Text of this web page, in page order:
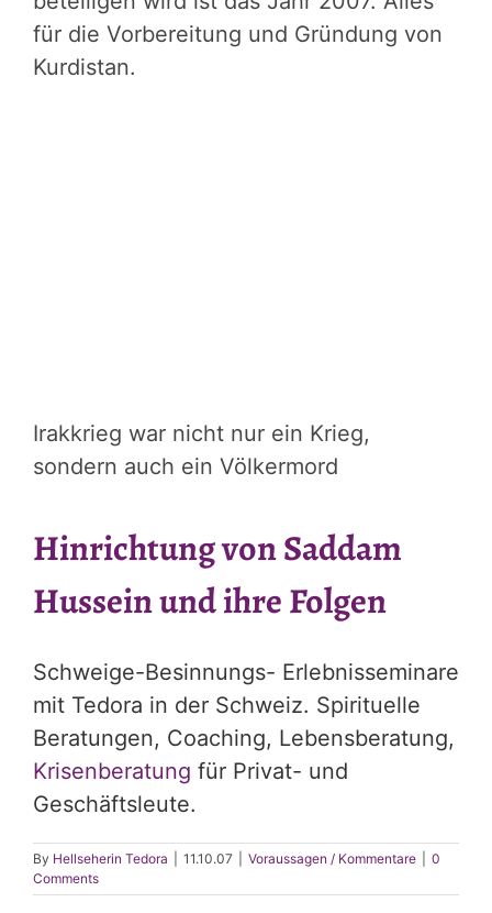
für die Vorbereitung und Gründung von
Kurdistan.
Irakkrieg war nicht nur ein Krieg,
sondern auch ein Völkermord
Hinrichtung von Saddam
Hussein und ihre Folgen
Schweige-Besinnungs- Erlebnisseminare
mit Tedora in der Schweiz. Spirituelle
Beratungen, Coaching, Lebensberatung,
Krisenberatung für Privat- und
Geschäftsleute.
By Hellseherin Tedora 11.10.07 Voraussagen / Kommentare
0
Comments